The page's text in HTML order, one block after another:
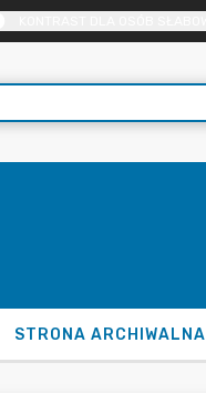
STRONA ARCHIWALNA